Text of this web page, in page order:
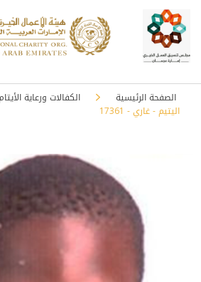
الصفحة الرئيسية الكفالات ورعاية الأيتام
اليتيم - غاري - 17361